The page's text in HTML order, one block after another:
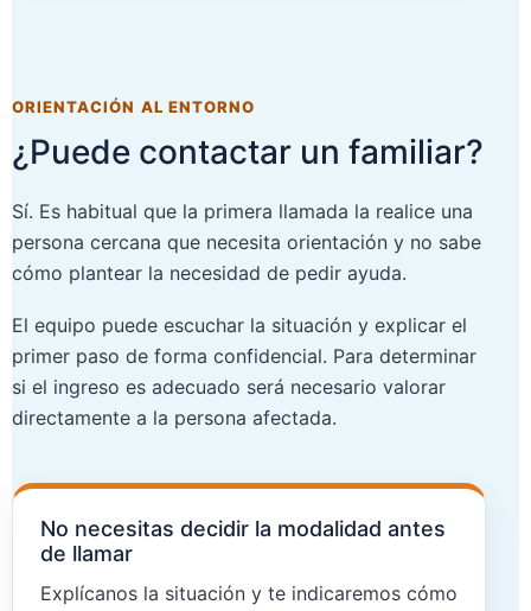
ORIENTACIÓN AL ENTORNO
¿Puede contactar un familiar?
Sí. Es habitual que la primera llamada la realice una
persona cercana que necesita orientación y no sabe
cómo plantear la necesidad de pedir ayuda.
El equipo puede escuchar la situación y explicar el
primer paso de forma confidencial. Para determinar
si el ingreso es adecuado será necesario valorar
directamente a la persona afectada.
No necesitas decidir la modalidad antes
de llamar
Explícanos la situación y te indicaremos cómo